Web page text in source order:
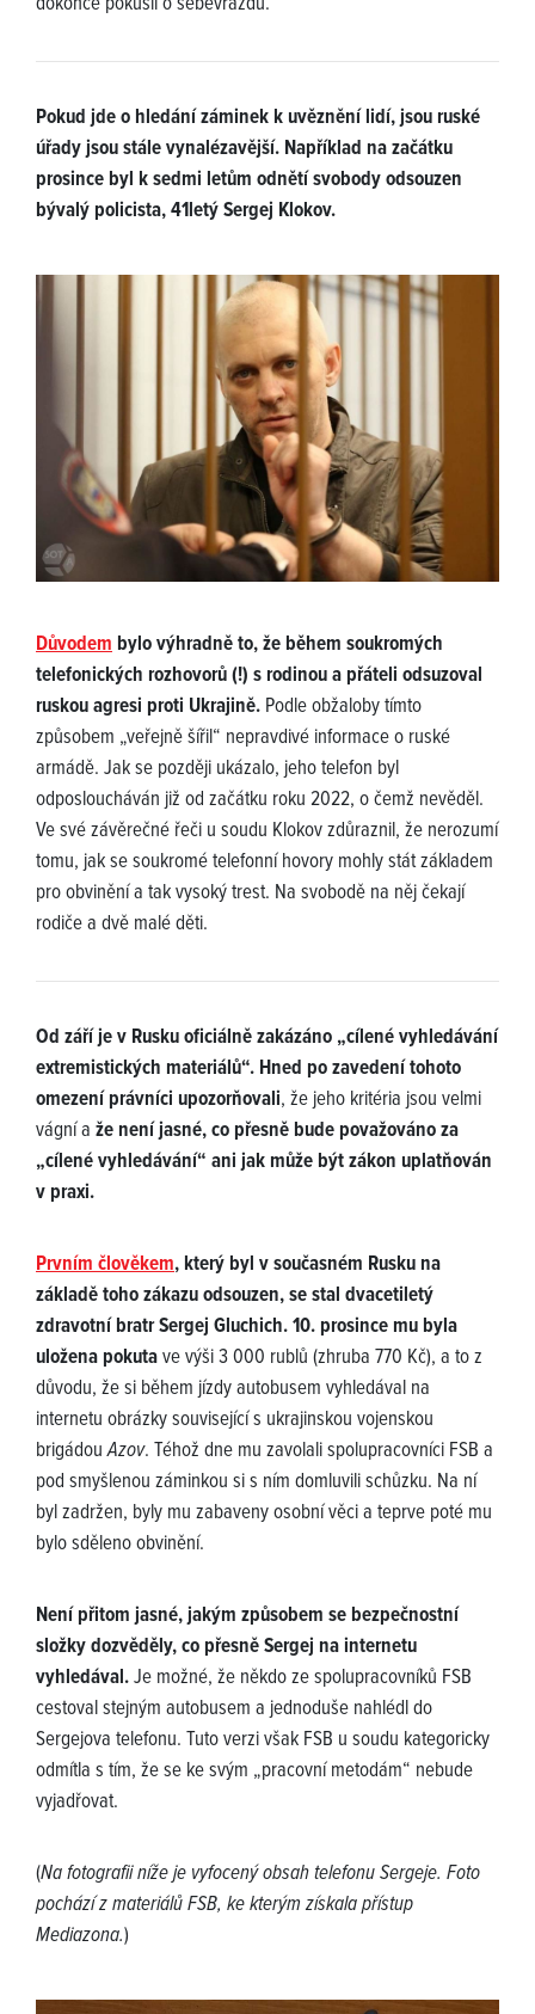
Pokud jde o hledání záminek k uvěznění lidí, jsou ruské
úřady jsou stále vynalézavější. Například na začátku
prosince byl k sedmi letům odnětí svobody odsouzen
bývalý policista, 41letý Sergej Klokov.
Důvodem bylo výhradně to, že během soukromých
telefonických rozhovorů (!) s rodinou a přáteli odsuzoval
ruskou agresi proti Ukrajině. Podle obžaloby tímto
způsobem „veřejně šířil“ nepravdivé informace o ruské
armádě. Jak se později ukázalo, jeho telefon byl
odposloucháván již od začátku roku 2022, o čemž nevěděl.
Ve své závěrečné řeči u soudu Klokov zdůraznil, že nerozumí
tomu, jak se soukromé telefonní hovory mohly stát základem
pro obvinění a tak vysoký trest. Na svobodě na něj čekají
rodiče a dvě malé děti.
Od září je v Rusku oficiálně zakázáno „cílené vyhledávání
extremistických materiálů“. Hned po zavedení tohoto
omezení právníci upozorňovali, že jeho kritéria jsou velmi
vágní a že není jasné, co přesně bude považováno za
„cílené vyhledávání“ ani jak může být zákon uplatňován
v praxi.
Prvním člověkem, který byl v současném Rusku na
základě toho zákazu odsouzen, se stal dvacetiletý
zdravotní bratr Sergej Gluchich. 10. prosince mu byla
uložena pokutave výši 3 000 rublů (zhruba 770 Kč), a to z
důvodu, že si během jízdy autobusem vyhledával na
internetu obrázky související s ukrajinskou vojenskou
brigádouAzov. Téhož dne mu zavolali spolupracovníci FSB a
pod smyšlenou záminkou si s ním domluvili schůzku. Na ní
byl zadržen, byly mu zabaveny osobní věci a teprve poté mu
bylo sděleno obvinění.
Není přitom jasné, jakým způsobem se bezpečnostní
složky dozvěděly, co přesně Sergej na internetu
vyhledával.Je možné, že někdo ze spolupracovníků FSB
cestoval stejným autobusem a jednoduše nahlédl do
Sergejova telefonu. Tuto verzi však FSB u soudu kategoricky
odmítla s tím, že se ke svým „pracovní metodám“ nebude
vyjadřovat.
(Na fotografii níže je vyfocený obsah telefonu Sergeje. Foto
pochází z materiálů FSB, ke kterým získala přístup
Mediazona.)